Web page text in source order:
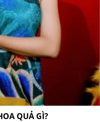
QUẢ GÌ?